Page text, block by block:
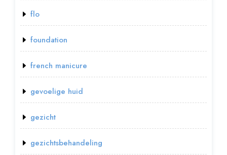
flo
foundation
french manicure
gevoelige huid
gezicht
gezichtsbehandeling